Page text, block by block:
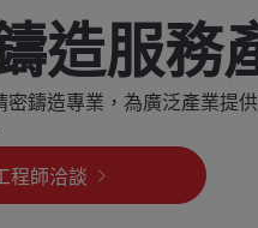
造服務
密鑄造專業，為廣泛產業提
程師洽談